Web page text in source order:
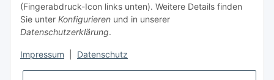
(Fingerabdruck-Icon links unten). Weitere Details finden
Sie unter Konfigurieren und in unserer
Datenschutzerklärung.
Impressum Datenschutz